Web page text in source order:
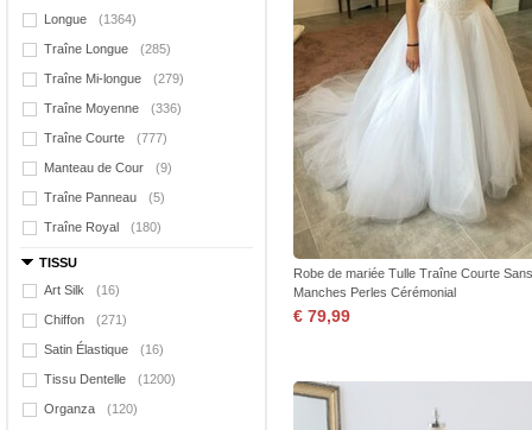
Longue (1364)
Traîne Longue (285)
Traîne Mi-longue (279)
Traîne Moyenne (336)
Traîne Courte (777)
Manteau de Cour (9)
Traîne Panneau (5)
Traîne Royal (180)
TISSU
Art Silk
(16)
Chiffon (271)
Satin Élastique (16)
Tissu Dentelle (1200)
Organza (120)
Robe de mariée Tulle Traîne Courte Sans
Manches Perles Cérémonial
€ 79,99